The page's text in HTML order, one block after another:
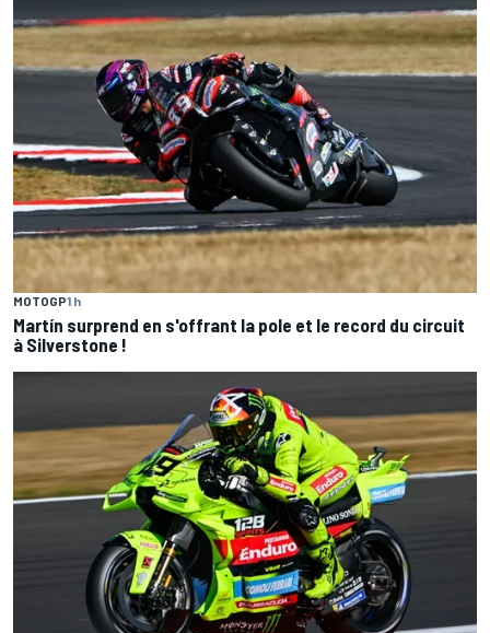
MOTOGP1 h
Martín surprend en s'offrant la pole et le record du circuit
à Silverstone !